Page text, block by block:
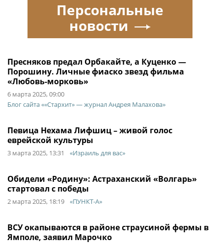
Пресняков предал Орбакайте, а Куценко —
Порошину. Личные фиаско звезд фильма
«Любовь-морковь»
6 марта 2025, 09:00
Блог сайта ««Стархит» — журнал Андрея Малахова»
Певица Нехама Лифшиц – живой голос
еврейской культуры
3 марта 2025, 13:31 «Израиль для вас»
Обидели «Родину»: Астраханский «Волгарь»
стартовал с победы
2 марта 2025, 18:19 «ПУНКТ-А»
ВСУ окапываются в районе страусиной фермы в
Ямполе, заявил Марочко
Персональные
новости